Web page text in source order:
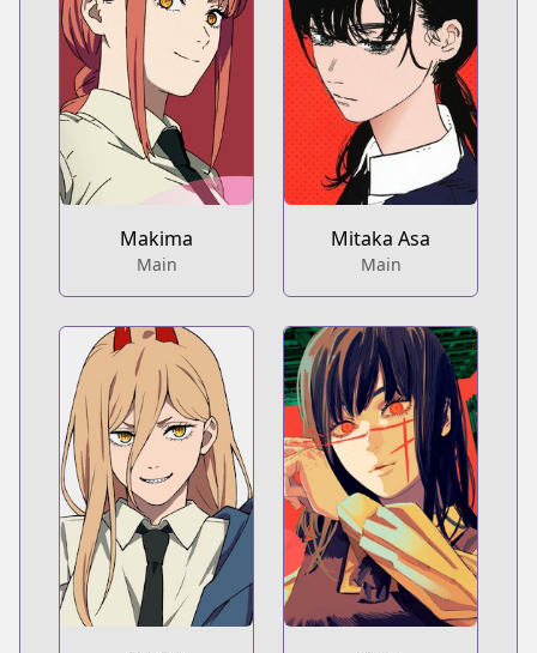
Makima
Main
Mitaka Asa
Main